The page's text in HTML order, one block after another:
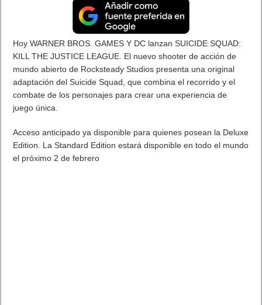
Hoy WARNER BROS. GAMES Y DC lanzan SUICIDE SQUAD:
KILL THE JUSTICE LEAGUE. El nuevo shooter de acción de
mundo abierto de Rocksteady Studios presenta una original
adaptación del Suicide Squad, que combina el recorrido y el
combate de los personajes para crear una experiencia de
juego única.
Acceso anticipado ya disponible para quienes posean la Deluxe
Edition. La Standard Edition estará disponible en todo el mundo
el próximo 2 de febrero